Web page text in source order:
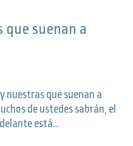
suenan a
nuestras que suenan a
de ustedes sabrán, el
está…